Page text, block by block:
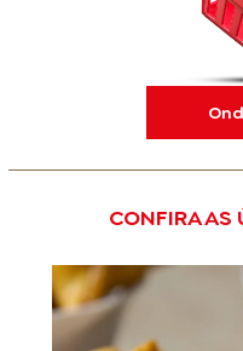
CONFIRA AS